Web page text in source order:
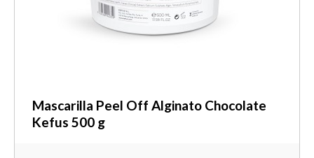
Mascarilla Peel Off Alginato Chocolate
Kefus 500 g